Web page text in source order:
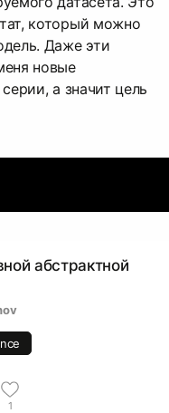
который можно
Даже эти
новые
а значит цель
абстрактной
1